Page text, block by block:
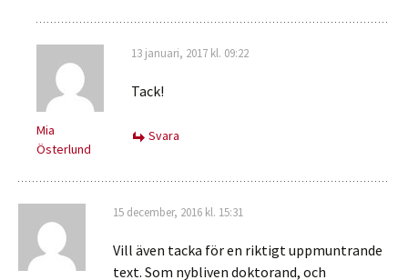
Mia
Österlund
13 januari, 2017 kl. 09:22
Tack!
Svara
15 december, 2016 kl. 15:31
Vill även tacka för en riktigt uppmuntrande
text. Som nybliven doktorand, och